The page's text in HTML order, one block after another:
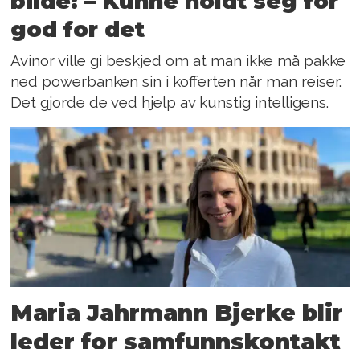
god for det
Avinor ville gi beskjed om at man ikke må pakke
ned powerbanken sin i kofferten når man reiser.
Det gjorde de ved hjelp av kunstig intelligens.
Maria Jahrmann Bjerke blir
leder for samfunnskontakt